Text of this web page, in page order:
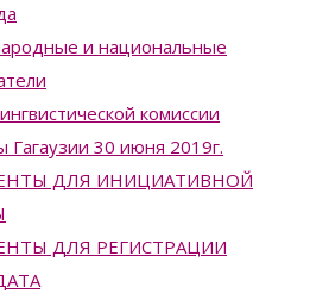
и национальные
комиссии
Гагаузии 30 июня 2019г.
ДЛЯ ИНИЦИАТИВНОЙ
ДЛЯ РЕГИСТРАЦИИ